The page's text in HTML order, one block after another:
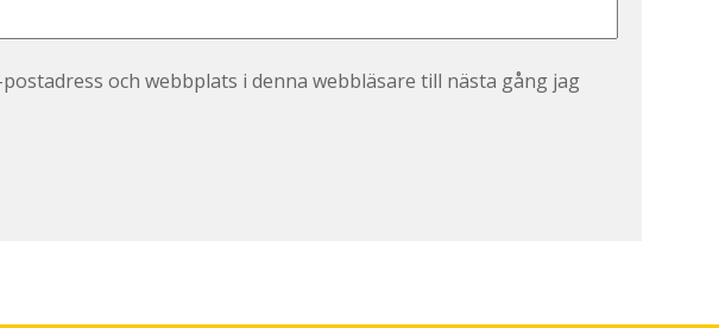
och webbplats i denna webbläsare till nästa gång jag